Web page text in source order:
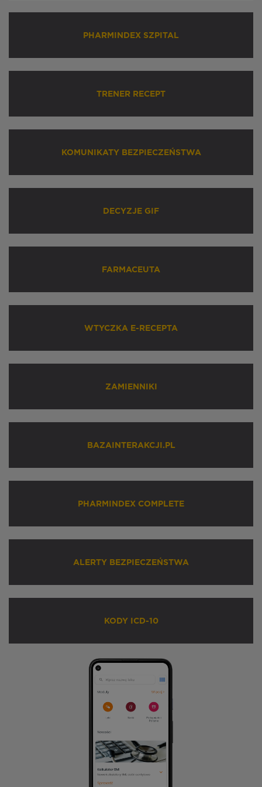
PHARMINDEX SZPITAL
TRENER RECEPT
KOMUNIKATY BEZPIECZEŃSTWA
DECYZJE GIF
FARMACEUTA
WTYCZKA E-RECEPTA
ZAMIENNIKI
BAZAINTERAKCJI.PL
PHARMINDEX COMPLETE
ALERTY BEZPIECZEŃSTWA
KODY ICD-10